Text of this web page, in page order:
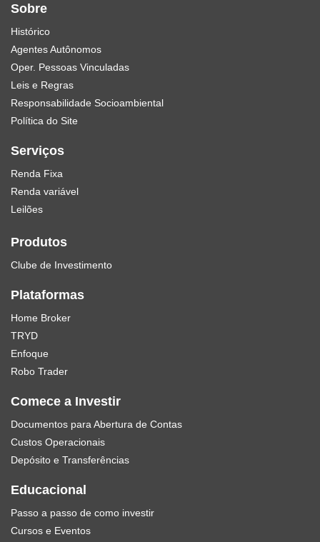
Sobre
Histórico
Agentes Autônomos
Oper. Pessoas Vinculadas
Leis e Regras
Responsabilidade Socioambiental
Política do Site
Serviços
Renda Fixa
Renda variável
Leilões
Produtos
Clube de Investimento
Plataformas
Home Broker
TRYD
Enfoque
Robo Trader
Comece a Investir
Documentos para Abertura de Contas
Custos Operacionais
Depósito e Transferências
Educacional
Passo a passo de como investir
Cursos e Eventos